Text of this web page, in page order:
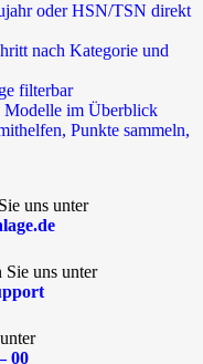
oder HSN/TSN direkt
nach Kategorie und
filterbar
im Überblick
Punkte sammeln,
uns unter
uns unter
00